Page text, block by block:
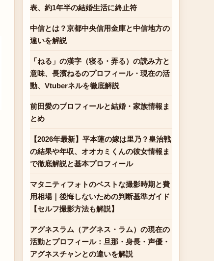
表、約1年半の結婚生活に終止符
中信とは？京都中央信用金庫と中信地方の
違いを解説
「ねる」の漢字（寝る・弄る）の読み方と
意味、長濱ねるのプロフィール・現在の活
動、Vtuberネルを徹底解説
前田愛のプロフィールと結婚・家族情報ま
とめ
【2026年最新】平本蓮の嫁は里乃？皇治戦
の結果や年収、オオカミくんの彼女情報ま
で徹底解説と基本プロフィール
マタニティフォトのベストな撮影時期と費
用相場｜後悔しないための判断基準ガイド
【セルフ撮影方法も解説】
アグネスラム（アグネス・ラム）の現在の
活動とプロフィール：旦那・身長・声優・
アグネスチャンとの違いを解説